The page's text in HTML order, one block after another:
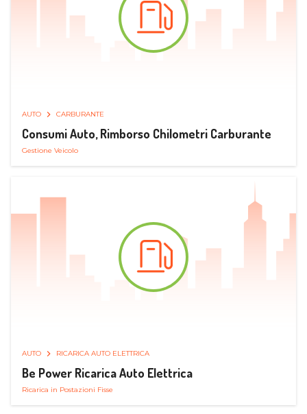
AUTO CARBURANTE
Consumi Auto, Rimborso Chilometri Carburante
Gestione Veicolo
AUTO RICARICA AUTO ELETTRICA
Be Power Ricarica Auto Elettrica
Ricarica in Postazioni Fisse